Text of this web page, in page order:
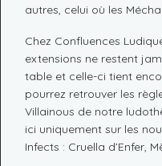
autres, celui où les
Chez Confluences
extensions ne restent
table et celle-ci tient
pourrez retrouver les
Villainous de notre
ici uniquement sur les
Infects : Cruella d’Enfer,